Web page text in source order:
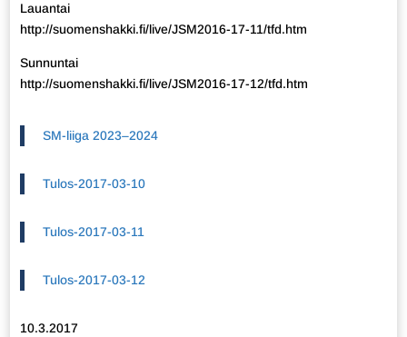
Lauantai
http://suomenshakki.fi/live/JSM2016-17-11/tfd.htm
Sunnuntai
http://suomenshakki.fi/live/JSM2016-17-12/tfd.htm
SM-liiga 2023–2024
Tulos-2017-03-10
Tulos-2017-03-11
Tulos-2017-03-12
10.3.2017